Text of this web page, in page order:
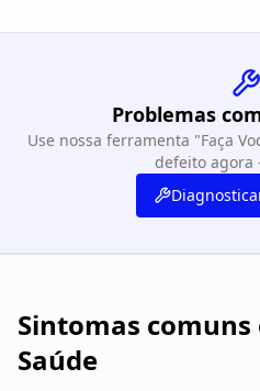
Problemas
Use nossa ferramenta "Faça
defeito
Sintomas comuns
Saúde